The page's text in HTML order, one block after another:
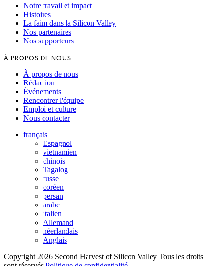
Notre travail et impact
Histoires
La faim dans la Silicon Valley
Nos partenaires
Nos supporteurs
À PROPOS DE NOUS
À propos de nous
Rédaction
Événements
Rencontrer l'équipe
Emploi et culture
Nous contacter
français
Espagnol
vietnamien
chinois
Tagalog
russe
coréen
persan
arabe
italien
Allemand
néerlandais
Anglais
Copyright 2026 Second Harvest of Silicon Valley Tous les droits